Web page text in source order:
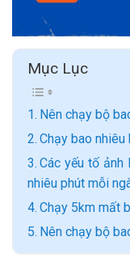
Mục Lục
Nên chạy bộ
Chạy bao
Các yếu tố ảnh
nhiêu phút mỗi
Chạy 5km mất
Nên chạy bộ